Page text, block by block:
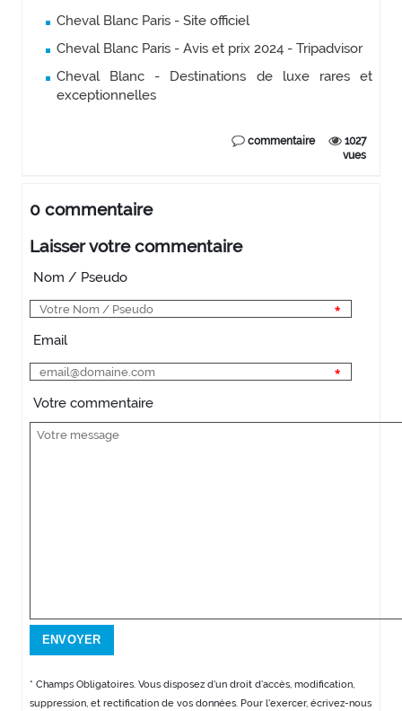
Cheval Blanc Paris - Site officiel
Cheval Blanc Paris - Avis et prix 2024 - Tripadvisor
Cheval Blanc - Destinations de luxe rares et
exceptionnelles
commentaire
1027
vues
0 commentaire
Laisser votre commentaire
Nom / Pseudo
Email
Votre commentaire
* Champs Obligatoires. Vous disposez d'un droit d'accès, modification,
suppression, et rectification de vos données. Pour l'exercer, écrivez-nous